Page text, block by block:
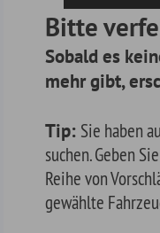
Sie haben auch die
suchen. Geben Sie dazu
Reihe von Vorschlägen für
gewählte Fahrzeug.